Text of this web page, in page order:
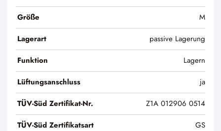
Größe
M
Lagerart
passive Lagerung
Funktion
Lagern
Lüftungsanschluss
ja
TÜV-Süd Zertifikat-Nr.
Z1A 012906 0514
TÜV-Süd Zertifikatsart
GS